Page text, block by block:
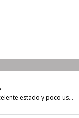
estado y poco uso no hago permuta